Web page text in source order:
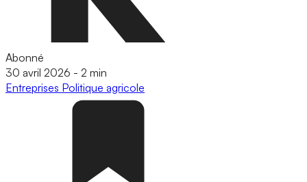
Abonné
30 avril 2026 - 2 min
Entreprises Politique agricole